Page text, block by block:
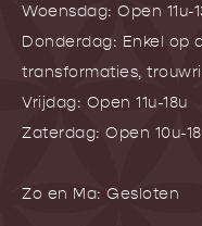
Woensdag: Open 11u-
Donderdag: Enkel op
transformaties,
Vrijdag: Open 11u-18u
Zaterdag: Open 10u-
Zo en Ma: Gesloten